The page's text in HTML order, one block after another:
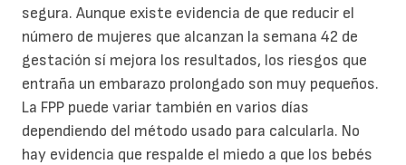
segura. Aunque existe evidencia de que reducir el
número de mujeres que alcanzan la semana 42 de
gestación sí mejora los resultados, los riesgos que
entraña un embarazo prolongado son muy pequeños.
La FPP puede variar también en varios días
dependiendo del método usado para calcularla. No
hay evidencia que respalde el miedo a que los bebés